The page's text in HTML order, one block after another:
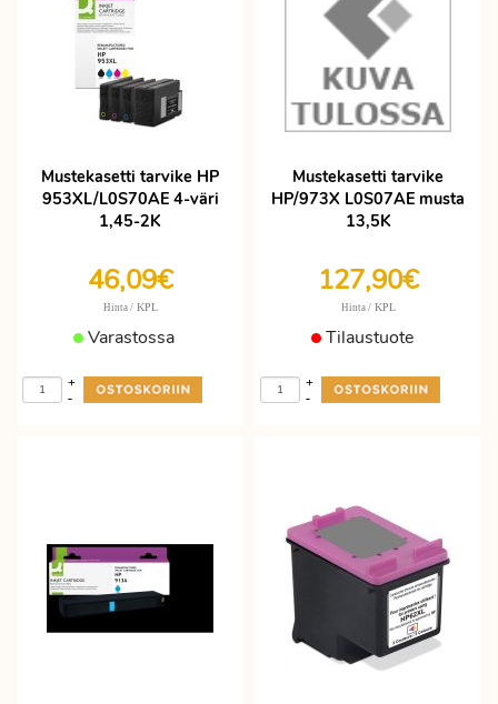
Mustekasetti tarvike HP
953XL/L0S70AE 4-väri
1,45-2K
46,09€
Hinta / KPL
Varastossa
-
+
Mustekasetti tarvike
HP/973X L0S07AE musta
13,5K
127,90€
Hinta / KPL
Tilaustuote
-
+